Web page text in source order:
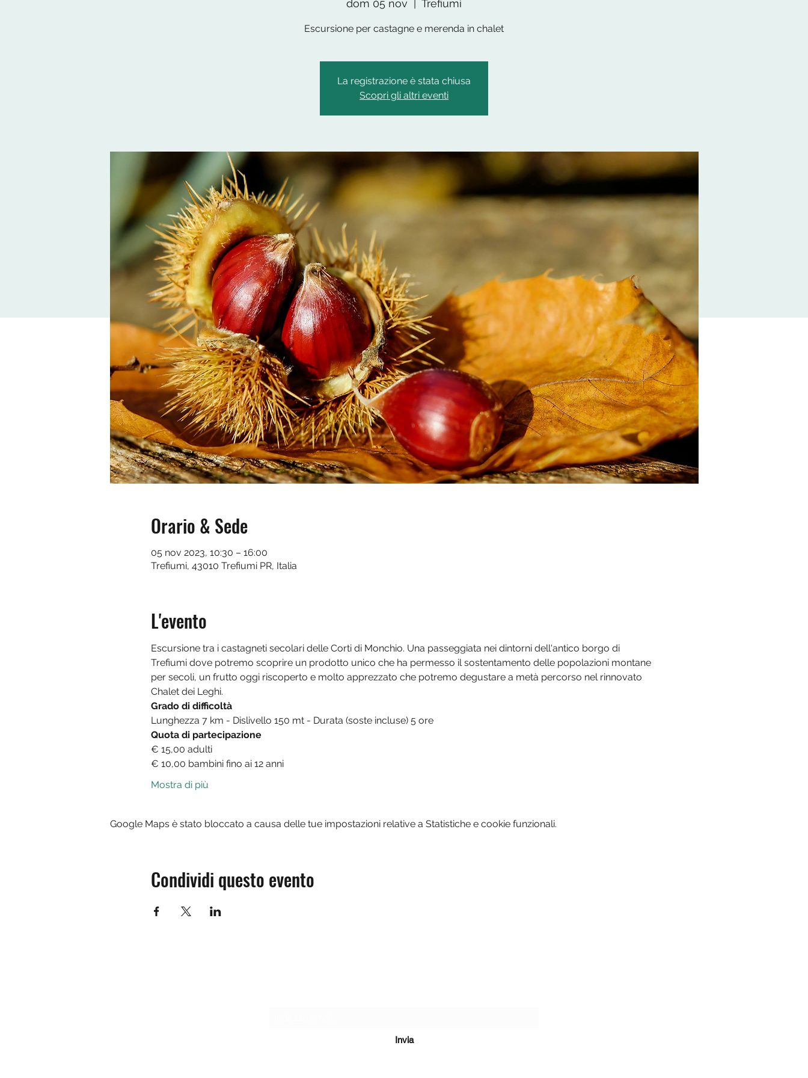
dom 05 nov Trefiumi
Escursione per castagne e merenda in chalet
La registrazione è stata chiusa
Scopri gli altri eventi
Orario & Sede
05 nov 2023, 10:30 – 16:00
Trefiumi, 43010 Trefiumi PR, Italia
L'evento
Escursione tra i castagneti secolari delle Corti di Monchio. Una passeggiata nei dintorni dell'antico borgo di
Trefiumi dove potremo scoprire un prodotto unico che ha permesso il sostentamento delle popolazioni montane
per secoli, un frutto oggi riscoperto e molto apprezzato che potremo degustare a metà percorso nel rinnovato
Chalet dei Leghi.
Grado di difficoltà
Lunghezza 7 km - Dislivello 150 mt - Durata (soste incluse) 5 ore
Quota di partecipazione
€ 15,00 adulti
€ 10,00 bambini fino ai 12 anni
Mostra di più
Google Maps è stato bloccato a causa delle tue impostazioni relative a Statistiche e cookie funzionali.
Condividi questo evento
Invia